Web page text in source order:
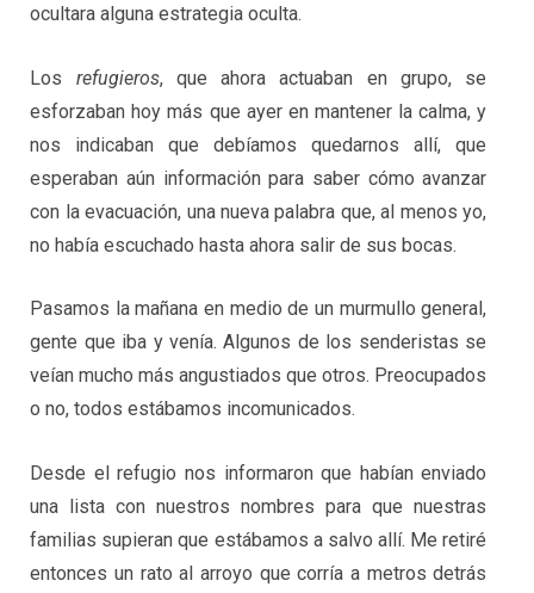
ocultara alguna estrategia oculta.
Los refugieros, que ahora actuaban en grupo, se
esforzaban hoy más que ayer en mantener la calma, y
nos indicaban que debíamos quedarnos allí, que
esperaban aún información para saber cómo avanzar
con la evacuación, una nueva palabra que, al menos yo,
no había escuchado hasta ahora salir de sus bocas.
Pasamos la mañana en medio de un murmullo general,
gente que iba y venía. Algunos de los senderistas se
veían mucho más angustiados que otros. Preocupados
o no, todos estábamos incomunicados.
Desde el refugio nos informaron que habían enviado
una lista con nuestros nombres para que nuestras
familias supieran que estábamos a salvo allí. Me retiré
entonces un rato al arroyo que corría a metros detrás